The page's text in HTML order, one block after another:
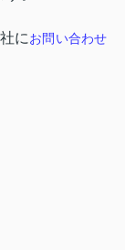
にお問い合わせ